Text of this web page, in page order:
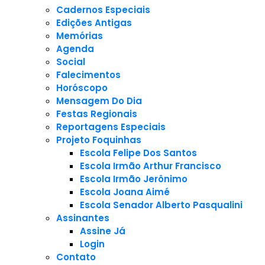
Cadernos Especiais
Edições Antigas
Memórias
Agenda
Social
Falecimentos
Horóscopo
Mensagem Do Dia
Festas Regionais
Reportagens Especiais
Projeto Foquinhas
Escola Felipe Dos Santos
Escola Irmão Arthur Francisco
Escola Irmão Jerônimo
Escola Joana Aimé
Escola Senador Alberto Pasqualini
Assinantes
Assine Já
Login
Contato